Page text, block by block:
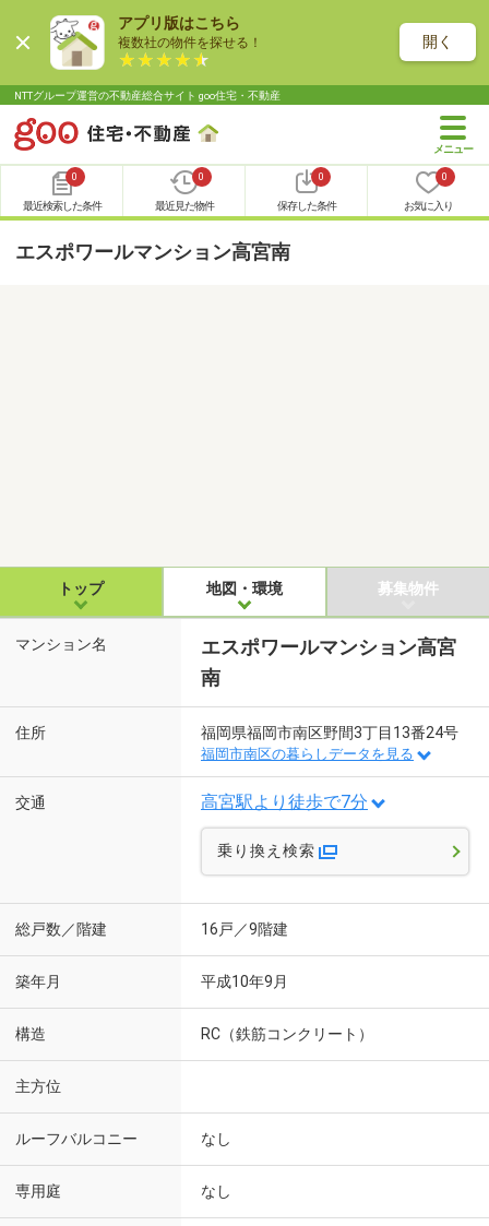
アプリ版はこちら
複数社の物件を探せる！ 開く
NTTグループ運営の不動産総合サイト goo住宅・不動産
0
最近検索した条件
0
最近見た物件
0
保存した条件
0
お気に入り
エスポワールマンション高宮南
トップ 地図・環境 募集物件
マンション名
エスポワールマンション高宮
南
住所 福岡県福岡市南区野間3丁目13番24号
福岡市南区の暮らしデータを見る
交通 高宮駅より徒歩で7分
乗り換え検索
総戸数／階建 16戸／9階建
築年月 平成10年9月
構造 RC（鉄筋コンクリート）
主方位
ルーフバルコニー なし
専用庭 なし